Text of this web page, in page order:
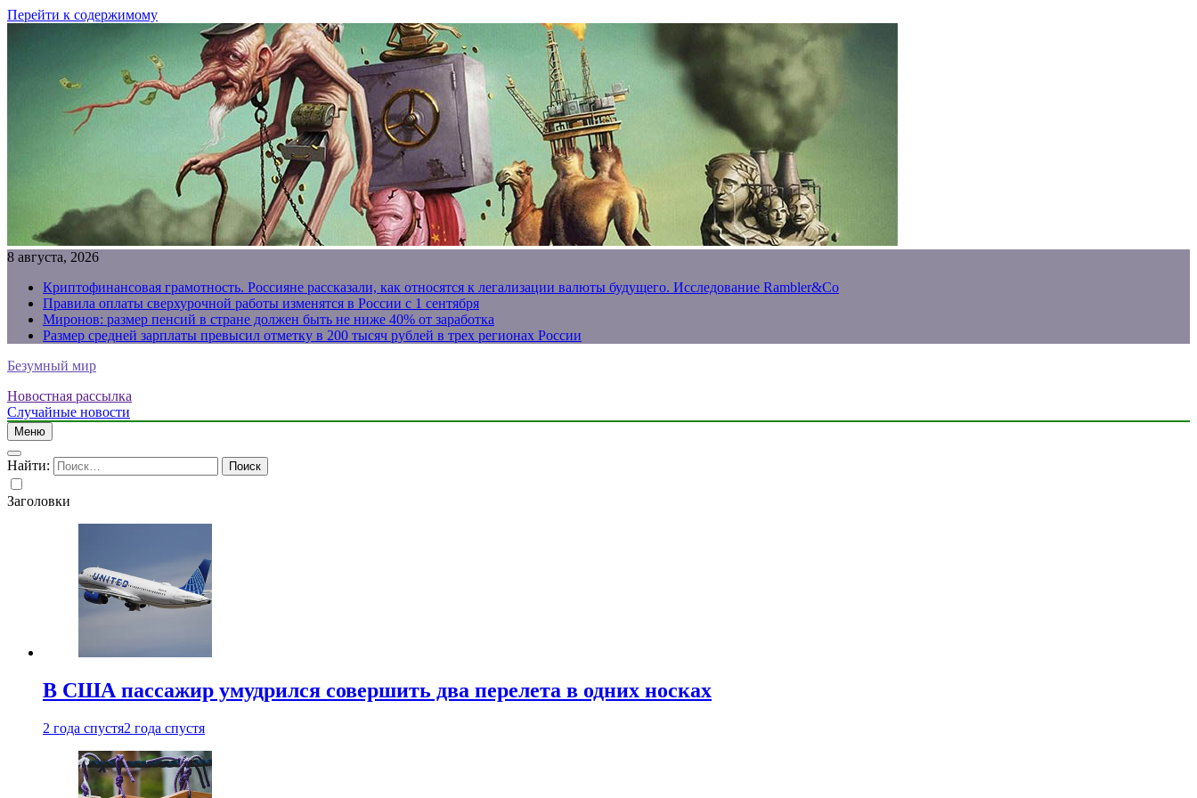
Перейти к содержимому
8 августа, 2026
Криптофинансовая грамотность. Россияне рассказали, как относятся к легализации валюты будущего. Исследование Rambler&Co
Правила оплаты сверхурочной работы изменятся в России с 1 сентября
Миронов: размер пенсий в стране должен быть не ниже 40% от заработка
Размер средней зарплаты превысил отметку в 200 тысяч рублей в трех регионах России
Безумный мир
Новостная рассылка
Случайные новости
Меню
Найти:
Заголовки
В США пассажир умудрился совершить два перелета в одних носках
2 года спустя2 года спустя